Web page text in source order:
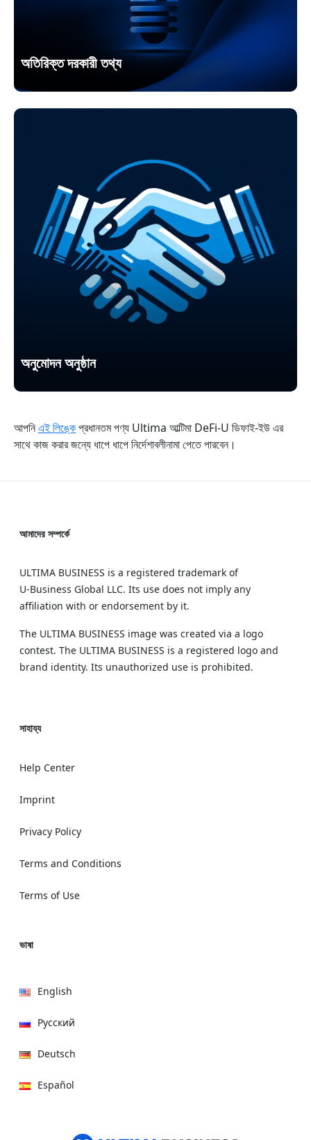
অতিরিক্ত দরকারী তথ্য
অনুমোদন অনুষ্ঠান
আপনিএই লিঙ্কেপ্রধানতম পণ্য Ultima আল্টিমা DeFi-U ডিফাই-ইউ এর
সাথে কাজ করার জন্যে ধাপে ধাপে নির্দেশাবলীনামা পেতে পারবেন।
আমাদের সম্পর্কে
ULTIMA BUSINESS is a registered trademark of
U‑Business Global LLC. Its use does not imply any
affiliation with or endorsement by it.
The ULTIMA BUSINESS image was created via a logo
contest. The ULTIMA BUSINESS is a registered logo and
brand identity. Its unauthorized use is prohibited.
সাহায্য
Help Center
Imprint
Privacy Policy
Terms and Conditions
Terms of Use
ভাষা
English
Русский
Deutsch
Español